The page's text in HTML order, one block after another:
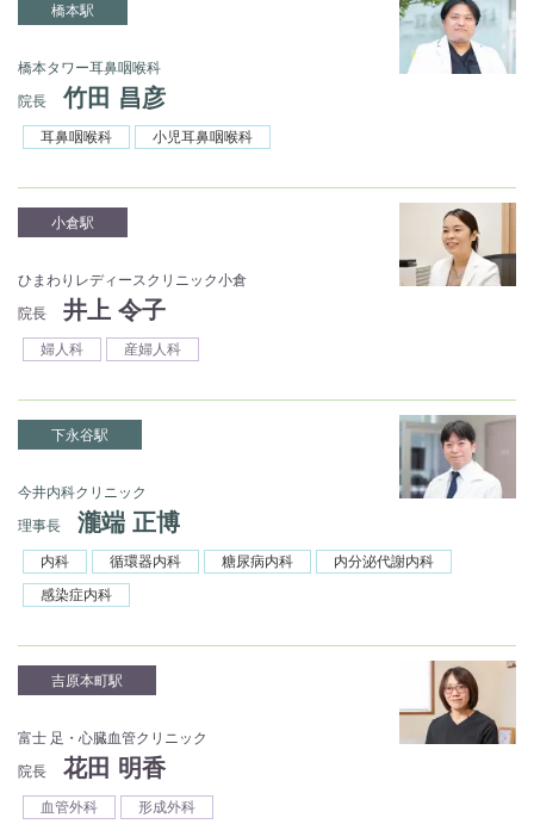
橋本駅
橋本タワー耳鼻咽喉科
院長
竹田 昌彦
耳鼻咽喉科 小児耳鼻咽喉科
小倉駅
ひまわりレディースクリニック小倉
院長
井上 令子
婦人科 産婦人科
下永谷駅
今井内科クリニック
理事長
瀧端 正博
内科 循環器内科 糖尿病内科
内分泌代謝内科
感染症内科
吉原本町駅
富士 足・心臓血管クリニック
院長
花田 明香
血管外科 形成外科